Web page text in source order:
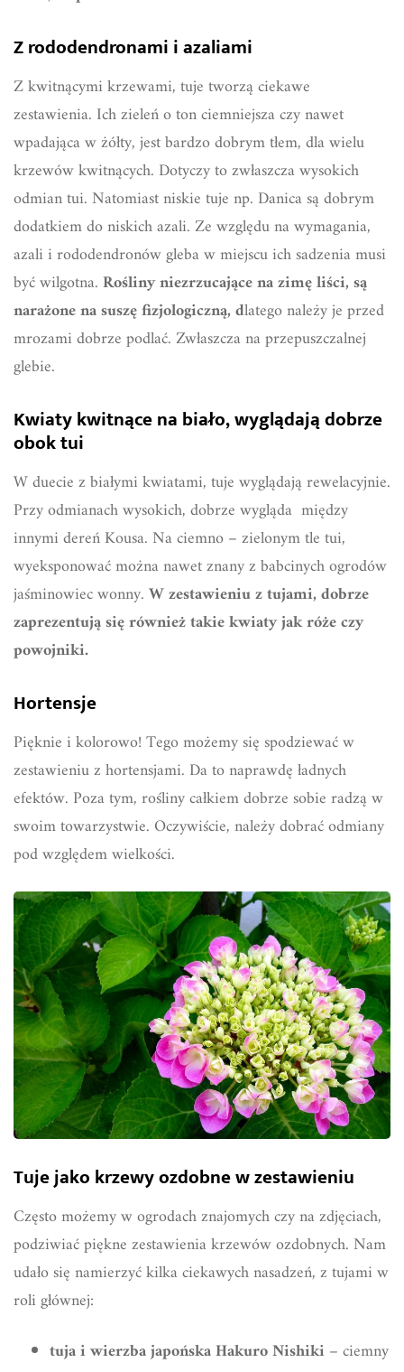
Z rododendronami i azaliami
Z kwitnącymi krzewami, tuje tworzą ciekawe
zestawienia. Ich zieleń o ton ciemniejsza czy nawet
wpadająca w żółty, jest bardzo dobrym tłem, dla wielu
krzewów kwitnących. Dotyczy to zwłaszcza wysokich
odmian tui. Natomiast niskie tuje np. Danica są dobrym
dodatkiem do niskich azali. Ze względu na wymagania,
azali i rododendronów gleba w miejscu ich sadzenia musi
być wilgotna.Rośliny niezrzucające na zimę liści, są
narażone na suszę fizjologiczną, dlatego należy je przed
mrozami dobrze podlać. Zwłaszcza na przepuszczalnej
glebie.
Kwiaty kwitnące na biało, wyglądają dobrze
obok tui
W duecie z białymi kwiatami, tuje wyglądają rewelacyjnie.
Przy odmianach wysokich, dobrze wygląda między
innymi dereń Kousa. Na ciemno – zielonym tle tui,
wyeksponować można nawet znany z babcinych ogrodów
jaśminowiec wonny.W zestawieniu z tujami, dobrze
zaprezentują się również takie kwiaty jak róże czy
powojniki.
Hortensje
Pięknie i kolorowo! Tego możemy się spodziewać w
zestawieniu z hortensjami. Da to naprawdę ładnych
efektów. Poza tym, rośliny całkiem dobrze sobie radzą w
swoim towarzystwie. Oczywiście, należy dobrać odmiany
pod względem wielkości.
Tuje jako krzewy ozdobne w zestawieniu
Często możemy w ogrodach znajomych czy na zdjęciach,
podziwiać piękne zestawienia krzewów ozdobnych. Nam
udało się namierzyć kilka ciekawych nasadzeń, z tujami w
roli głównej:
tuja i wierzba japońska Hakuro Nishiki – ciemny